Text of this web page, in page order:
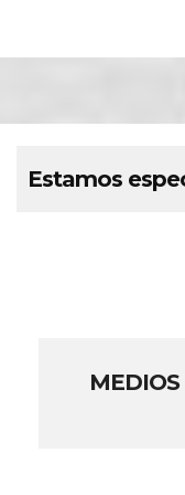
Estamos